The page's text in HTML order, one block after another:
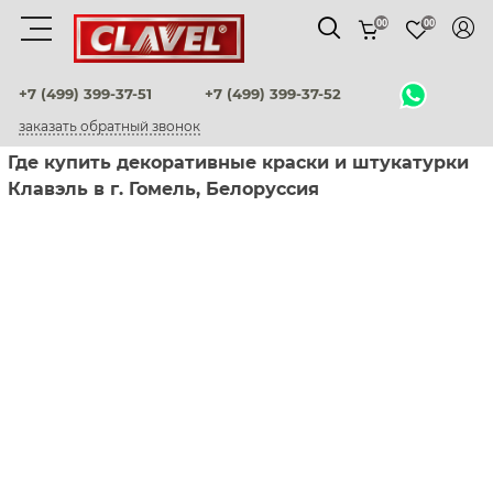
+7 (499) 399-37-51 +7 (499) 399-37-52
заказать обратный звонок
00 00
Материалы
штукатурки венецианские
декоративные краски
Где купить декоративные краски и штукатурки
Клавэль в г. Гомель, Белоруссия